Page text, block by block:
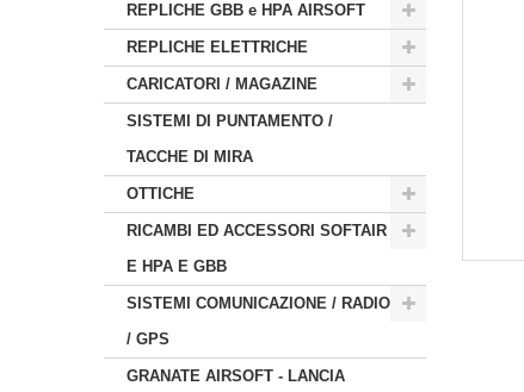
REPLICHE GBB e HPA AIRSOFT
REPLICHE ELETTRICHE
CARICATORI / MAGAZINE
SISTEMI DI PUNTAMENTO /
TACCHE DI MIRA
OTTICHE
RICAMBI ED ACCESSORI SOFTAIR
E HPA E GBB
SISTEMI COMUNICAZIONE / RADIO
/ GPS
GRANATE AIRSOFT - LANCIA